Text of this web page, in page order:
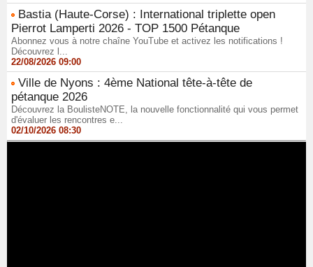
Bastia (Haute-Corse) : International triplette open
Pierrot Lamperti 2026 - TOP 1500 Pétanque
Abonnez vous à notre chaîne YouTube et activez les notifications !
Découvrez l...
22/08/2026 09:00
Ville de Nyons : 4ème National tête-à-tête de
pétanque 2026
Découvrez la BoulisteNOTE, la nouvelle fonctionnalité qui vous permet
d'évaluer les rencontres e...
02/10/2026 08:30